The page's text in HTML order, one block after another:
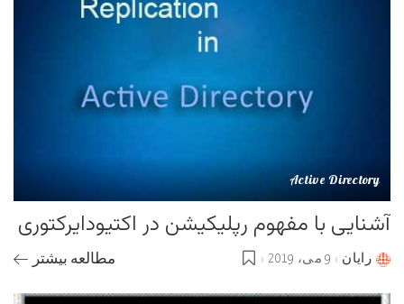
Active Directory
آشنایی با مفهوم رپلیکیشن در اکتیودایرکتوری
Postedرایان 9 می، 2019 مطالعه بیشتر